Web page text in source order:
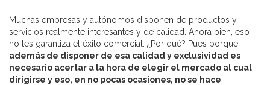
Muchas empresas y autónomos disponen de productos y
servicios realmente interesantes y de calidad. Ahora bien, eso
no les garantiza el éxito comercial. ¿Por qué? Pues porque,
además de disponer de esa calidad y exclusividad es
necesario acertar a la hora de elegir el mercado al cual
dirigirse y eso, en no pocas ocasiones, no se hace